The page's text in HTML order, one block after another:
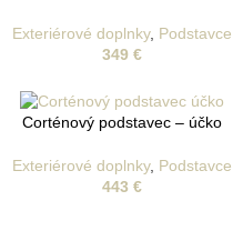
Exteriérové doplnky, Podstavce
349 €
Corténový podstavec – účko
Exteriérové doplnky, Podstavce
443 €